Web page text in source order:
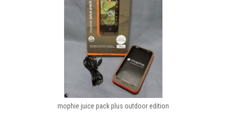
mophie juice pack plus outdoor edition